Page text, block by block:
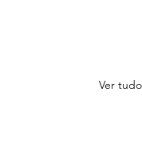
Ver tudo